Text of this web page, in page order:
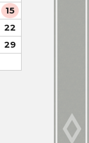
15
22
29